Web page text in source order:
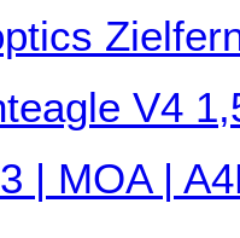
V4
| MOA |